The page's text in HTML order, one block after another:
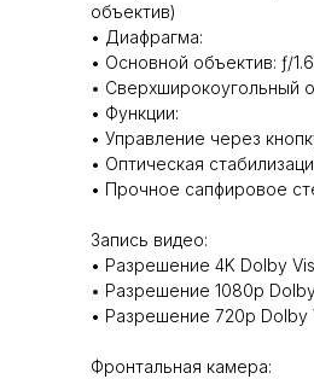
объектив)
• Диафрагма:
• Основной объектив: ƒ/1.6
• Сверхширокоугольный
• Функции:
• Управление через
• Оптическая
• Прочное сапфировое
Запись видео:
• Разрешение 4K Dolby
• Разрешение 1080p
• Разрешение 720p Dolby
Фронтальная камера: